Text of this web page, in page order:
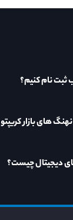
ثبت نام کنیم؟
های بازار کریپتو
های دیجیتال چیست؟